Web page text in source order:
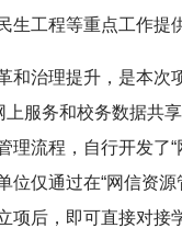
工程等重点工作提
和治理提升，是本次
上服务和校务数据共
流程，自行开发了
仅通过在“网信资
项后，即可直接对接